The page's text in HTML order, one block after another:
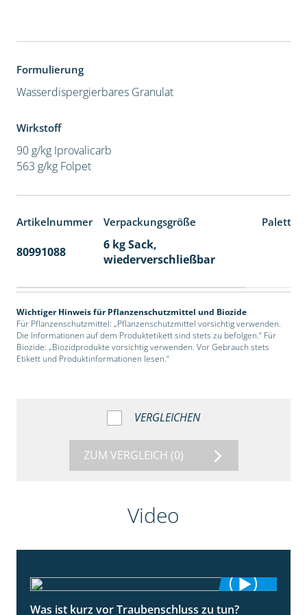
Formulierung
Wasserdispergierbares Granulat
Wirkstoff
90 g/kg Iprovalicarb
563 g/kg Folpet
Artikelnummer Verpackungsgröße
80991088
6 kg Sack,
wiederverschließbar
Wichtiger Hinweis für Pflanzenschutzmittel und Biozide
Für Pflanzenschutzmittel: „Pflanzenschutzmittel vorsichtig verwenden.
Die Informationen auf dem Produktetikett sind stets zu befolgen.“ Für
Biozide: „Biozidprodukte vorsichtig verwenden. Vor Gebrauch stets
Etikett und Produktinformationen lesen.“
VERGLEICHEN
ZUM VERGLEICH (0)
Video
5:04
Was ist kurz vor Traubenschluss zu tun?